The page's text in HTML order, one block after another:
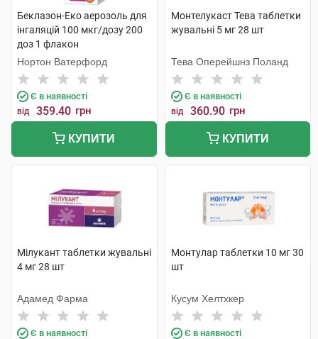
Беклазон-Еко аерозоль для
інгаляцій 100 мкг/дозу 200
доз 1 флакон
Нортон Ватерфорд
Є в наявності
від 359.40 грн
КУПИТИ
Монтелукаст Тева таблетки
жувальні 5 мг 28 шт
Тева Оперейшнз Поланд
Є в наявності
від 360.90 грн
КУПИТИ
Мілукант таблетки жувальні
4 мг 28 шт
Адамед Фарма
Є в наявності
Монтулар таблетки 10 мг 30
шт
Кусум Хелтхкер
Є в наявності